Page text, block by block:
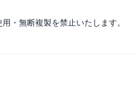
・無断複製を禁止いたします。